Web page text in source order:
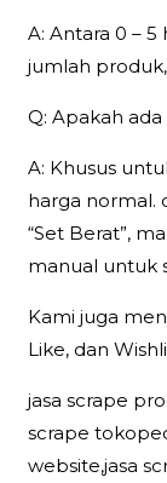
A: Antara 0 –
jumlah
Q: Apakah
A: Khusus
harga normal.
“Set Berat”,
manual untuk
Kami juga
Like, dan
jasa scrape
scrape
website,jasa